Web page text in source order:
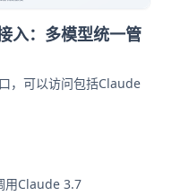
入：多模型统一管
，可以访问包括Claude
用Claude 3.7